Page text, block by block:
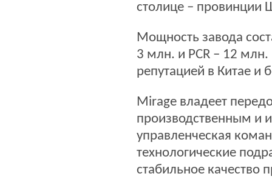
столице – провинции
Мощность завода
3 млн. и PCR – 12
репутацией в Китае и
Mirage владеет
производственным и
управленческая
технологические
стабильное качество